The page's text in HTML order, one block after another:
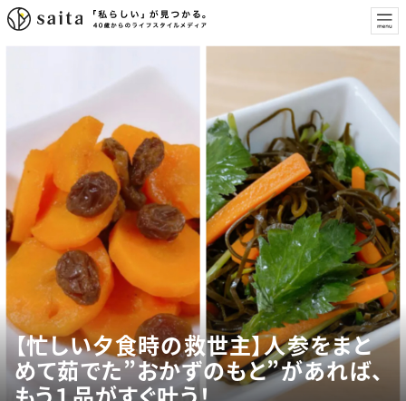
【忙しい夕食時の救世主】人参をまと
めて茹でた”おかずのもと”があれば、